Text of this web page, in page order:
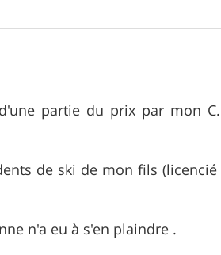
partie du prix par mon
de ski de mon fils
n'a eu à s'en plaindre .